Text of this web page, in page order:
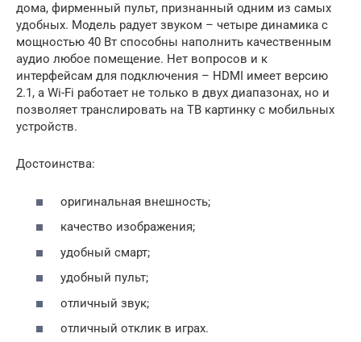
дома, фирменный пульт, признанный одним из самых
удобных. Модель радует звуком – четыре динамика с
мощностью 40 Вт способны наполнить качественным
аудио любое помещение. Нет вопросов и к
интерфейсам для подключения – HDMI имеет версию
2.1, а Wi-Fi работает не только в двух диапазонах, но и
позволяет транслировать на ТВ картинку с мобильных
устройств.
Достоинства:
оригинальная внешность;
качество изображения;
удобный смарт;
удобный пульт;
отличный звук;
отличный отклик в играх.